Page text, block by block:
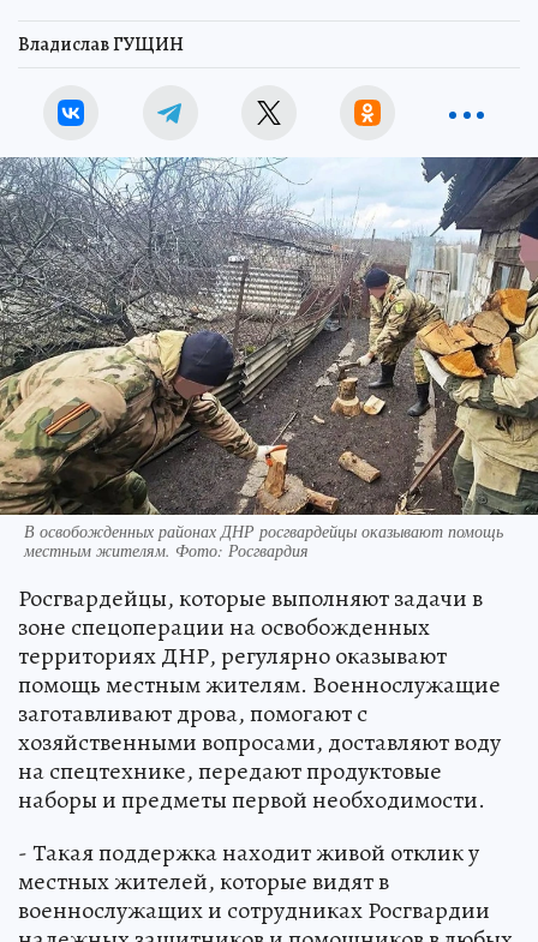
Владислав ГУЩИН
В освобожденных районах ДНР росгвардейцы оказывают помощь
местным жителям. Фото: Росгвардия
Росгвардейцы, которые выполняют задачи в
зоне спецоперации на освобожденных
территориях ДНР, регулярно оказывают
помощь местным жителям. Военнослужащие
заготавливают дрова, помогают с
хозяйственными вопросами, доставляют воду
на спецтехнике, передают продуктовые
наборы и предметы первой необходимости.
- Такая поддержка находит живой отклик у
местных жителей, которые видят в
военнослужащих и сотрудниках Росгвардии